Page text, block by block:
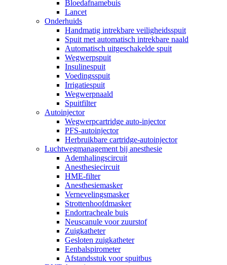
Bloedafnamebuis
Lancet
Onderhuids
Handmatig intrekbare veiligheidsspuit
Spuit met automatisch intrekbare naald
Automatisch uitgeschakelde spuit
Wegwerpspuit
Insulinespuit
Voedingsspuit
Irrigatiespuit
Wegwerpnaald
Spuitfilter
Autoinjector
Wegwerpcartridge auto-injector
PFS-autoinjector
Herbruikbare cartridge-autoinjector
Luchtwegmanagement bij anesthesie
Ademhalingscircuit
Anesthesiecircuit
HME-filter
Anesthesiemasker
Vernevelingsmasker
Strottenhoofdmasker
Endortracheale buis
Neuscanule voor zuurstof
Zuigkatheter
Gesloten zuigkatheter
Eenbalspirometer
Afstandsstuk voor spuitbus